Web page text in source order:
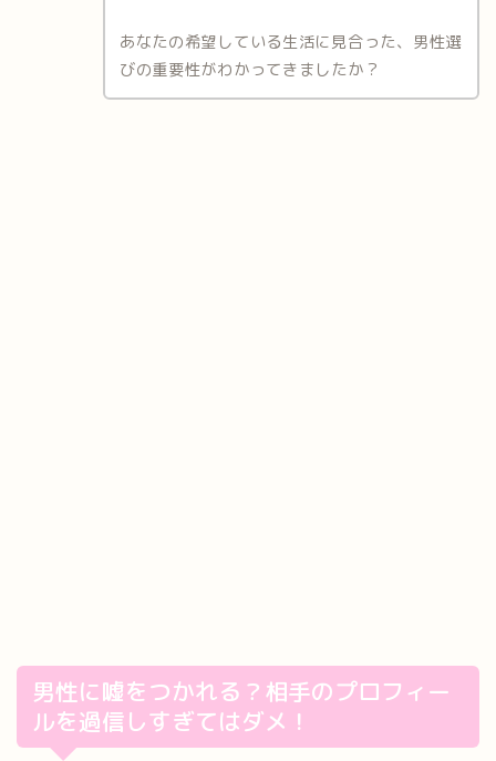
あなたの希望している生活に見合った、男性選
びの重要性がわかってきましたか？
男性に嘘をつかれる？相手のプロフィー
ルを過信しすぎてはダメ！